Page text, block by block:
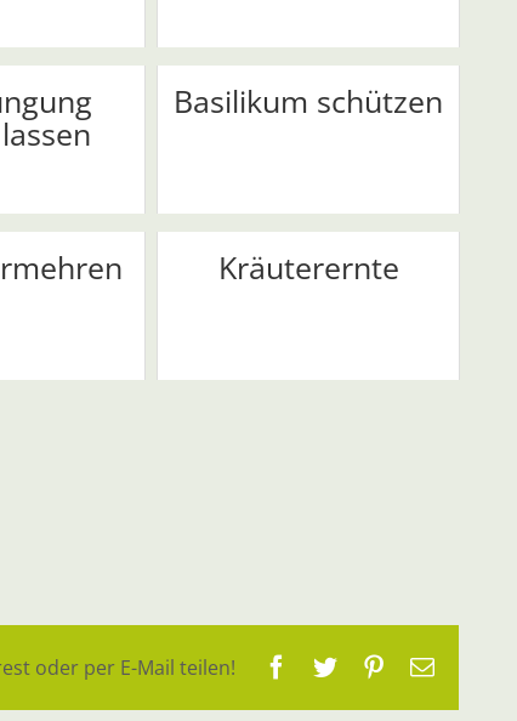
Basilikum schützen
Kräuterernte
oder per E-Mail teilen! Facebook
TwitterPinterest
E-